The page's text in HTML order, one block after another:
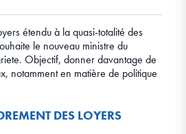
étendu à la quasi-totalité des
le nouveau ministre du
Objectif, donner davantage de
notamment en matière de politique
DES LOYERS